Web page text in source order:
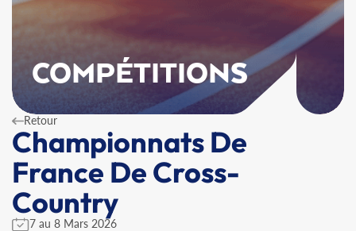
COMPÉTITIONS
Retour
Championnats De
France De Cross-
Country
7 au 8 Mars 2026